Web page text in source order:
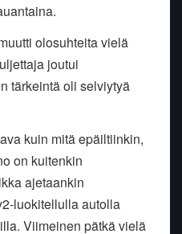
olosuhteita vielä
joutui
tärkeintä oli selviytyä
kuin mitä epäiltiinkin,
on kuitenkin
ajetaankin
luokitellulla autolla
Viimeinen pätkä vielä